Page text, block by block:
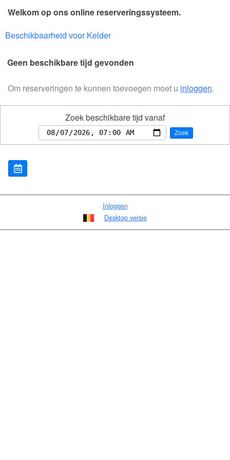
Welkom op ons online reserveringssysteem.
Beschikbaarheid voor Kelder
Geen beschikbare tijd gevonden
Om reserveringen te kunnen toevoegen moet u inloggen.
Zoek beschikbare tijd vanaf
Zoek
Inloggen
Desktop versie